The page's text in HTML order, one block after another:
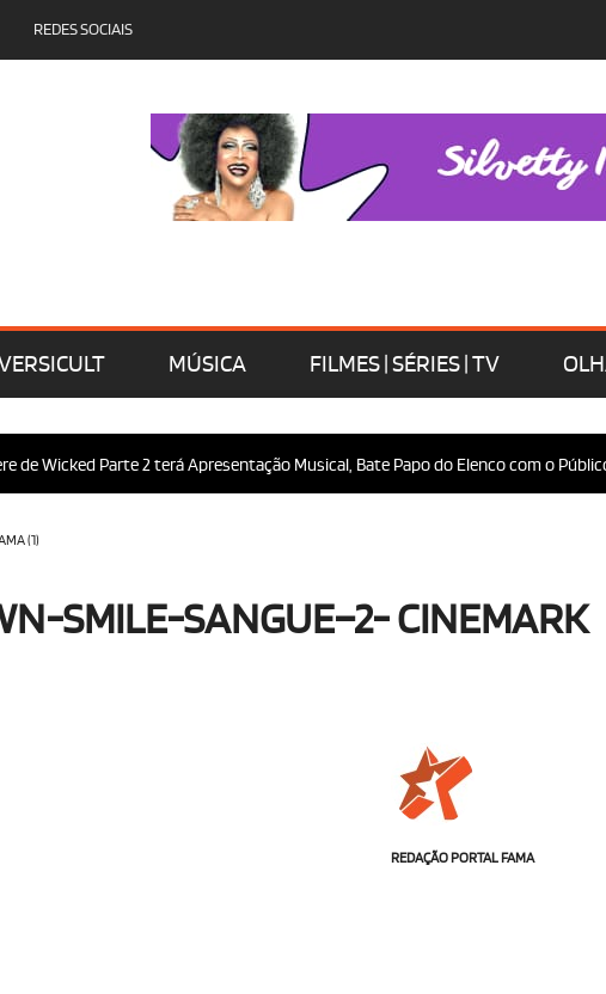
REDES SOCIAIS
MÚSICA FILMES | SÉRIES | TV
Wicked Parte 2 terá Apresentação Musical, Bate Papo do Elenco com o Público e
(1)
SMILE-SANGUE–2- CINEMARK
REDAÇÃO PORTAL FAMA